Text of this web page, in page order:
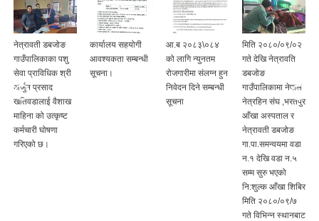
नेत्रावती डबजोङ
गाउँपालिकाका पशु
सेवा प्राविधिक श्री
अर्जुन प्रसाद
खतिवडालाई वैशाख
माहिना को उत्कृष्ट
कर्मचारी घोषणा
गरिएको छ।
कार्यालय सहयोगी
आवश्यकता सम्बन्धी
सूचना।
आ.ब २०८३\०८४
को लागि न्युनतम
रोजगारीमा संलग्न हुन
निवेदन दिने सम्बन्धी
सूचना
मिति २०८०/०९/०२
गते देखि नेत्रावति
डबजोङ
गाउँपालिकामा नेपाल
नेत्रहिन संघ ,भरतपुर
आँखा अस्पताल र
नेत्रावती डबजोङ
गा.पा.समन्वयमा वडा
न.१ देखि वडा न.५
सम्म सुरु भएको
नि:शुल्क आँखा शिबिर
मिति २०८०/०९/७
गते विभिन्न स्थानबाट